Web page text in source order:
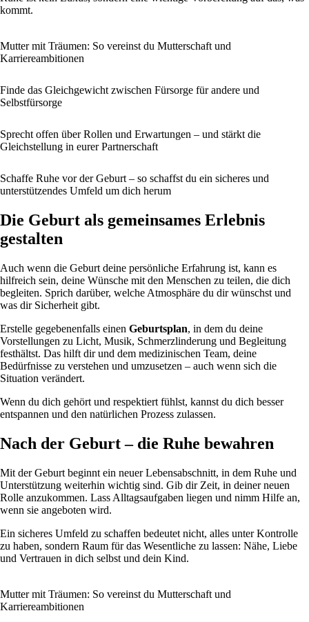
kommt.
Mutter mit Träumen: So vereinst du Mutterschaft und
Karriereambitionen
Finde das Gleichgewicht zwischen Fürsorge für andere und
Selbstfürsorge
Sprecht offen über Rollen und Erwartungen – und stärkt die
Gleichstellung in eurer Partnerschaft
Schaffe Ruhe vor der Geburt – so schaffst du ein sicheres und
unterstützendes Umfeld um dich herum
Die Geburt als gemeinsames Erlebnis
gestalten
Auch wenn die Geburt deine persönliche Erfahrung ist, kann es
hilfreich sein, deine Wünsche mit den Menschen zu teilen, die dich
begleiten. Sprich darüber, welche Atmosphäre du dir wünschst und
was dir Sicherheit gibt.
Erstelle gegebenenfalls einen Geburtsplan, in dem du deine
Vorstellungen zu Licht, Musik, Schmerzlinderung und Begleitung
festhältst. Das hilft dir und dem medizinischen Team, deine
Bedürfnisse zu verstehen und umzusetzen – auch wenn sich die
Situation verändert.
Wenn du dich gehört und respektiert fühlst, kannst du dich besser
entspannen und den natürlichen Prozess zulassen.
Nach der Geburt – die Ruhe bewahren
Mit der Geburt beginnt ein neuer Lebensabschnitt, in dem Ruhe und
Unterstützung weiterhin wichtig sind. Gib dir Zeit, in deiner neuen
Rolle anzukommen. Lass Alltagsaufgaben liegen und nimm Hilfe an,
wenn sie angeboten wird.
Ein sicheres Umfeld zu schaffen bedeutet nicht, alles unter Kontrolle
zu haben, sondern Raum für das Wesentliche zu lassen: Nähe, Liebe
und Vertrauen in dich selbst und dein Kind.
Mutter mit Träumen: So vereinst du Mutterschaft und
Karriereambitionen